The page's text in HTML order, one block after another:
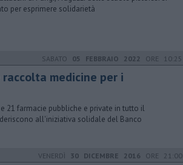
per esprimere solidarietà
SABATO 05 FEBBRAIO 2022 ORE 10:25
medicine per i
21 farmacie pubbliche e private in tutto il
all'iniziativa solidale del Banco
VENERDÌ 30 DICEMBRE 2016 ORE 21:00